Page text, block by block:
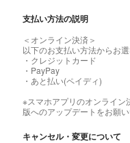
支払い方法の説明
＜オンライン決済＞
以下のお支払い方法からお選
・クレジットカード
・PayPay
・あと払い(ペイディ)
※スマホアプリのオンライ
版へのアップデートをお願い
キャンセル・変更について